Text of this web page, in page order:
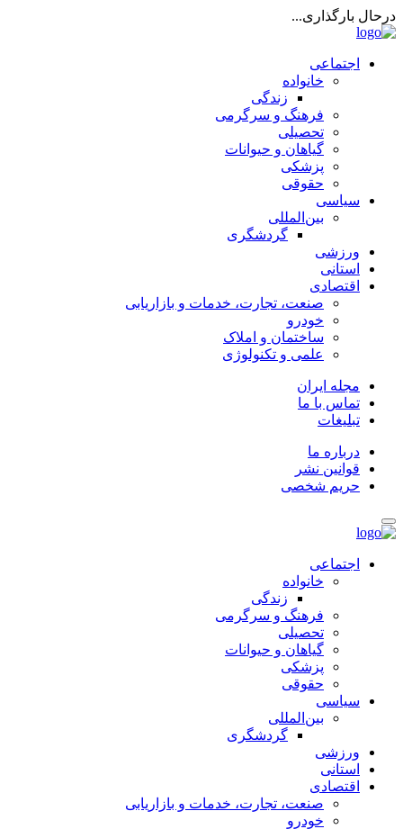
درحال بارگذاری...
اجتماعی
خانواده
زندگی
فرهنگ و سرگرمی
تحصیلی
گیاهان و حیوانات
پزشکی
حقوقی
سیاسی
بین‌المللی
گردشگری
ورزشی
استانی
اقتصادی
صنعت، تجارت، خدمات و بازاریابی
خودرو
ساختمان و املاک
علمی و تکنولوژی
مجله ایران
تماس با ما
تبلیغات
درباره ما
قوانین نشر
حریم شخصی
اجتماعی
خانواده
زندگی
فرهنگ و سرگرمی
تحصیلی
گیاهان و حیوانات
پزشکی
حقوقی
سیاسی
بین‌المللی
گردشگری
ورزشی
استانی
اقتصادی
صنعت، تجارت، خدمات و بازاریابی
خودرو